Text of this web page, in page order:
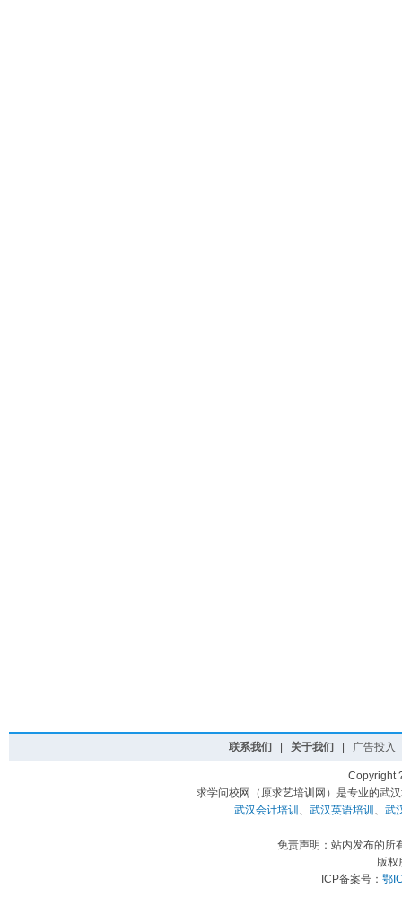
联系我们 关于我们 广告投入
Copyright
求学问校网（原求艺培训网）是专业的武
武汉会计培训 、 武汉英语培训 、 武
免责声明：站内发布的所
版
ICP备案号： 鄂